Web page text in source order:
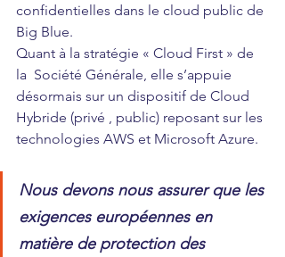
confidentielles dans le cloud public de
Big Blue.
Quant à la stratégie « Cloud First » de
la  Société Générale, elle s’appuie
désormais sur un dispositif de Cloud
Hybride (privé , public) reposant sur les
technologies AWS et Microsoft Azure.
Nous devons nous assurer que les
exigences européennes en
matière de protection des